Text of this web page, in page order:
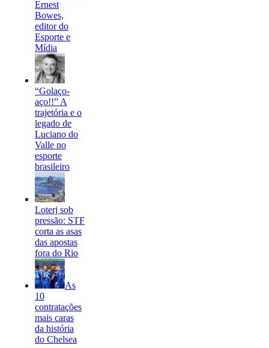
Ernest
Bowes,
editor do
Esporte e
Mídia
“Golaço-
aço!!” A
trajetória e o
legado de
Luciano do
Valle no
esporte
brasileiro
Loterj sob
pressão: STF
corta as asas
das apostas
fora do Rio
As
10
contratações
mais caras
da história
do Chelsea